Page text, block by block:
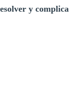
y complica